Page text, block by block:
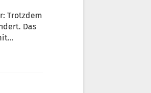
Trotzdem
Das